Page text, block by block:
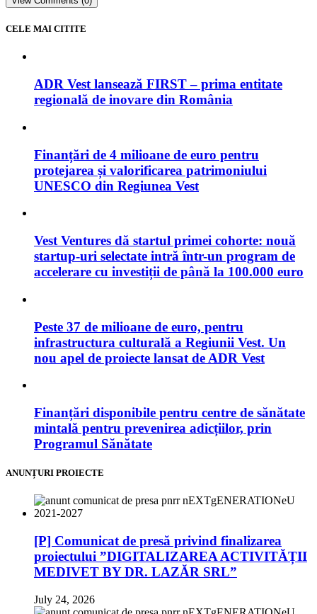
CELE MAI CITITE
ADR Vest lansează FIRST – prima entitate
regională de inovare din România
Finanțări de 4 milioane de euro pentru
protejarea și valorificarea patrimoniului
UNESCO din Regiunea Vest
Vest Ventures dă startul primei cohorte: nouă
startup-uri selectate intră într-un program de
accelerare cu investiții de până la 100.000 euro
Peste 37 de milioane de euro, pentru
infrastructura culturală a Regiunii Vest. Un
nou apel de proiecte lansat de ADR Vest
Finanțări disponibile pentru centre de sănătate
mintală pentru prevenirea adicțiilor, prin
Programul Sănătate
ANUNȚURI PROIECTE
[P] Comunicat de presă privind finalizarea
proiectului ”DIGITALIZAREA ACTIVITĂȚII
MEDIVET BY DR. LAZĂR SRL”
July 24, 2026